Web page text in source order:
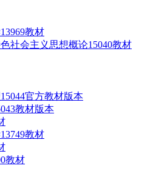
教材
社会主义思想概论15040教材
官方教材版本
教材版本
教材
教材